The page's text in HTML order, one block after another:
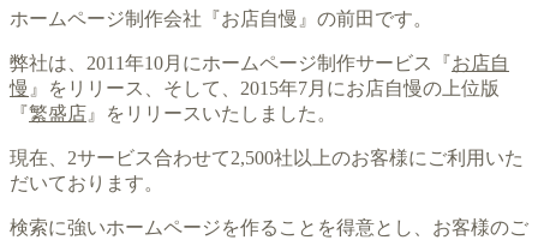
ホームページ制作会社『お店自慢』の前田です。
弊社は、2011年10月にホームページ制作サービス『お店自
慢 』をリリース、そして、2015年7月にお店自慢の上位版
『繁盛店 』をリリースいたしました。
現在、2サービス合わせて2,500社以上のお客様にご利用いた
だいております。
検索に強いホームページを作ることを得意とし、お客様のご